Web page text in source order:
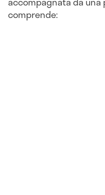
comprende: